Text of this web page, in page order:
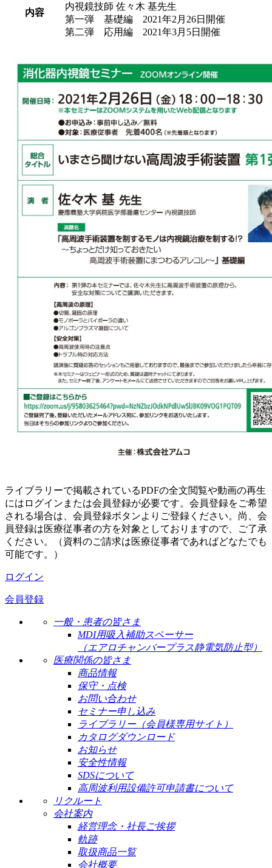
内容
内視鏡技師 佐々木 基先生
第一弾 基礎編 2021年2月26日開催
第二弾 応用編 2021年3月5日開催
ライブラリーで掲載されているPDFの全文閲覧や動画の再生
にはログインまたは会員登録が必要です。会員登録をご希望
される場合は、会員登録ボタンよりご登録ください。尚、会
員登録は医療従事者の方を対象としておりますので、ご了承
ください。（資料のご請求は医療従事者であればどなたでも
可能です。）
ログイン
会員登録
一般・患者の皆さま
MDI用吸入補助スペーサー
（エアロチャンバープラス静電気防止型）
医療関係の皆さま
商品情報
保守・点検
お問い合わせ
セミナー申し込み
ライブラリー（会員様専用サイト）
カタログダウンロード
お知らせ
安全性情報
SDSについて
高周波利用設備許可申請書について
リクルート
会社案内
経営理念・社長ご挨拶
軌跡
取扱商品一覧
会社概要